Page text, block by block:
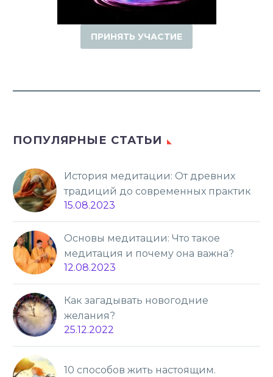
ПРИНЯТЬ УЧАСТИЕ
ПОПУЛЯРНЫЕ СТАТЬИ
История медитации: От древних
традиций до современных практик
15.08.2023
Основы медитации: Что такое
медитация и почему она важна?
12.08.2023
Как загадывать новогодние
желания?
25.12.2022
10 способов жить настоящим.